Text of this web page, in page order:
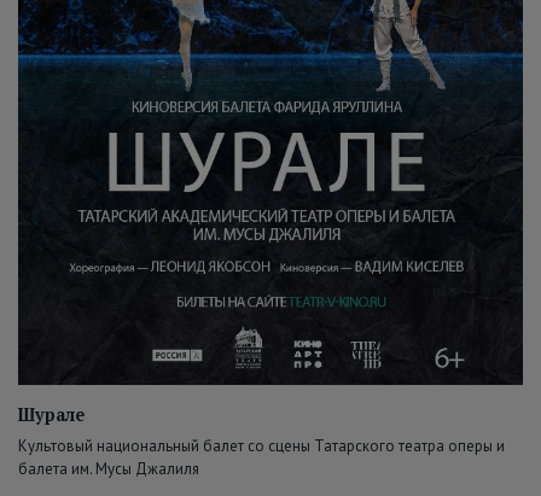
Шурале
Культовый национальный балет со сцены Татарского театра оперы и
балета им. Мусы Джалиля